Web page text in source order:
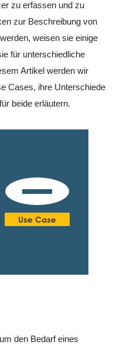
zu erfassen und zu
zur Beschreibung von
weisen sie einige
für unterschiedliche
Artikel werden wir
Cases, ihre Unterschiede
beide erläutern.
den Bedarf eines